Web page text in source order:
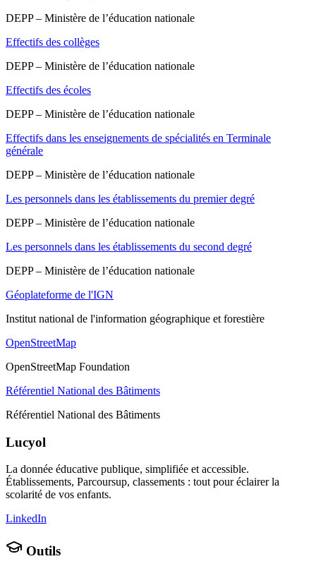
DEPP – Ministère de l’éducation nationale
Effectifs des collèges
DEPP – Ministère de l’éducation nationale
Effectifs des écoles
DEPP – Ministère de l’éducation nationale
Effectifs dans les enseignements de spécialités en Terminale
générale
DEPP – Ministère de l’éducation nationale
Les personnels dans les établissements du premier degré
DEPP – Ministère de l’éducation nationale
Les personnels dans les établissements du second degré
DEPP – Ministère de l’éducation nationale
Géoplateforme de l'IGN
Institut national de l'information géographique et forestière
OpenStreetMap
OpenStreetMap Foundation
Référentiel National des Bâtiments
Référentiel National des Bâtiments
Lucyol
La donnée éducative publique, simplifiée et accessible.
Établissements, Parcoursup, classements : tout pour éclairer la
scolarité de vos enfants.
LinkedIn
Outils